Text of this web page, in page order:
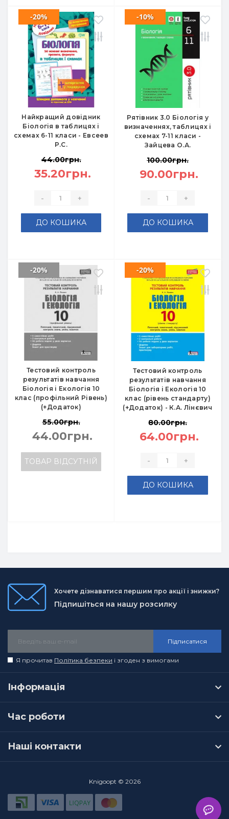
Найкращий довідник
Біологія в таблицях і
схемах 6-11 класи - Евсеев
Р.С.
-20%
44.00грн.
35.20грн.
- +
ДО КОШИКА
Рятівник 3.0 Біологія у
визначеннях, таблицях і
схемах 7-11 класи -
Зайцева О.А.
-10%
100.00грн.
90.00грн.
- +
ДО КОШИКА
Тестовий контроль
результатів навчання
Біологія і Екологія 10
клас (профільний Рівень)
(+Додаток)
-20%
55.00грн.
44.00грн.
ТОВАР ВІДСУТНІЙ
Тестовий контроль
результатів навчання
Біологія і Екологія 10
клас (рівень стандарту)
(+Додаток) - К.А. Лінєвич
-20%
80.00грн.
64.00грн.
- +
ДО КОШИКА
Хочете дізнаватися першим про акції і знижки?
Підпишіться на нашу розсилку
Підписатися
Я прочитав Політика безпеки і згоден з вимогами
Інформація
Час роботи
Наші контакти
Knigoopt © 2026